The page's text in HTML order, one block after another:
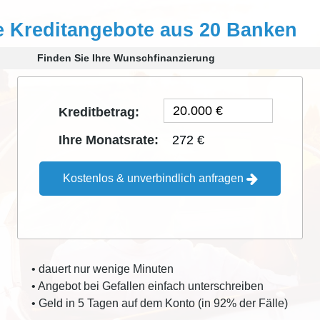
Kreditangebote aus 20 Banken
Finden Sie Ihre Wunschfinanzierung
Kreditbetrag:
Ihre Monatsrate:
272 €
Kostenlos & unverbindlich anfragen
• dauert nur wenige Minuten
• Angebot bei Gefallen einfach unterschreiben
• Geld in 5 Tagen auf dem Konto (in 92% der Fälle)